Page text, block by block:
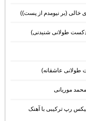
خالی (بر نیومدم از پست))
رپ ترکیبی با آهنک